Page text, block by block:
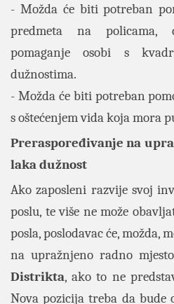
- Možda će biti potreban
predmeta na policama,
pomaganje osobi s
dužnostima.
- Možda će biti potreban
s oštećenjem vida koja mora
Preraspoređivanje na
laka dužnost
Ako zaposleni razvije svoj
poslu, te više ne može
posla, poslodavac će, možda,
na upražnjeno radno
Distrikta, ako to ne
Nova pozicija treba da bude